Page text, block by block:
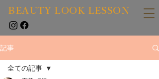
BEAUTY LOOK LESSON
記事
全ての記事